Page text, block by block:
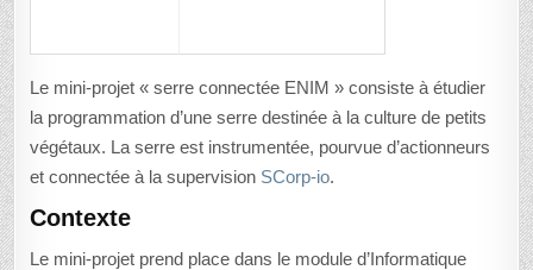
Le mini-projet « serre connectée ENIM » consiste à étudier
la programmation d’une serre destinée à la culture de petits
végétaux. La serre est instrumentée, pourvue d’actionneurs
et connectée à la supervision SCorp-io.
Contexte
Le mini-projet prend place dans le module d’Informatique